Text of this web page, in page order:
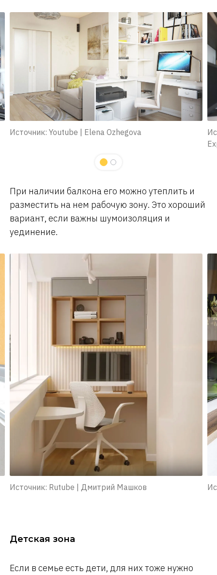
Источник: Youtube | Elena Ozhegova
При наличии балкона его можно утеплить и
разместить на нем рабочую зону. Это хороший
вариант, если важны шумоизоляция и
уединение.
Источник: Rutube | Дмитрий Машков
Детская зона
Если в семье есть дети, для них тоже нужно